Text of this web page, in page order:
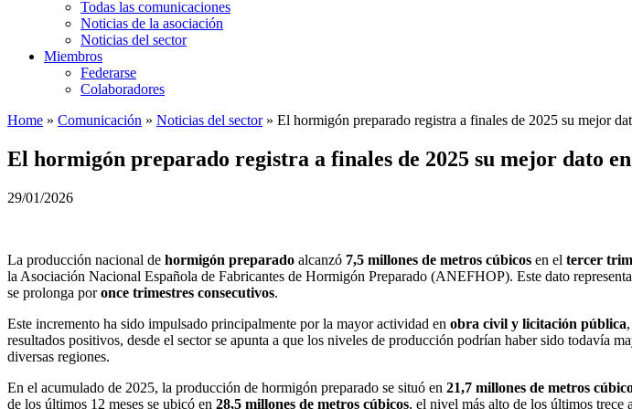
Todas las comunicaciones
Noticias de la asociación
Noticias del sector
Miembros
Federarse
Colaboradores
Home » Comunicación » Noticias del sector » El hormigón preparado registra a finales de 2025 su mejor
El hormigón preparado registra a finales de 2025 su mejor dato en
29/01/2026
La producción nacional de hormigón preparado alcanzó 7,5 millones de metros cúbicos en el tercer
la Asociación Nacional Española de Fabricantes de Hormigón Preparado (ANEFHOP). Este dato
se prolonga poronce trimestres consecutivos.
Este incremento ha sido impulsado principalmente por la mayor actividad en obra civil y licitación pública
resultados positivos, desde el sector se apunta a que los niveles de producción podrían haber sido todavía
diversas regiones.
En el acumulado de 2025, la producción de hormigón preparado se situó en 21,7 millones de metros
de los últimos 12 meses se ubicó en 28,5 millones de metros cúbicos, el nivel más alto de los últimos trece